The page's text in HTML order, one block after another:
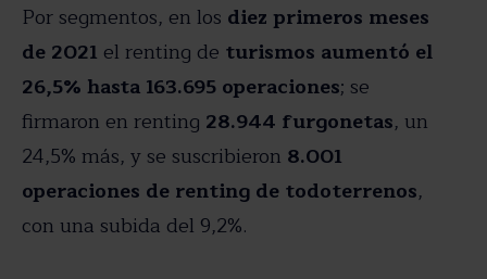
Por segmentos, en los diez primeros meses
de 2021 el renting de turismos aumentó el
26,5% hasta 163.695 operaciones; se
firmaron en renting 28.944 furgonetas, un
24,5% más, y se suscribieron 8.001
operaciones de renting de todoterrenos,
con una subida del 9,2%.